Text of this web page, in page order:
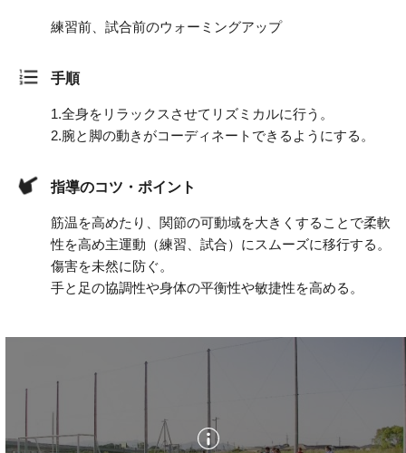
練習前、試合前のウォーミングアップ
手順
1.全身をリラックスさせてリズミカルに行う。
2.腕と脚の動きがコーディネートできるようにする。
指導のコツ・ポイント
筋温を高めたり、関節の可動域を大きくすることで柔軟
性を高め主運動（練習、試合）にスムーズに移行する。
傷害を未然に防ぐ。
手と足の協調性や身体の平衡性や敏捷性を高める。